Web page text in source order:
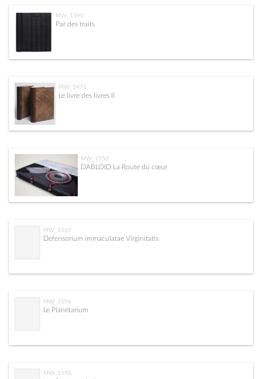
MW_1390
Par des traits
MW_1471
Le livre des livres II
MW_1550
DABLOID La Route du cœur
MW_1565
Defensorium immaculatae Virginitatis
MW_1596
Le Planétarium
MW_1598